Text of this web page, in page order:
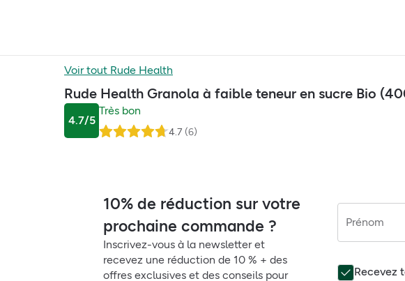
Voir tout Rude Health
Rude Health Granola à faible teneur en sucre Bio
4.7/5
Très bon
4.7 (6)
10% de réduction sur votre
prochaine commande ?
Inscrivez-vous à la newsletter et
recevez une réduction de 10 % + des
offres exclusives et des conseils pour
Prénom
Recevez